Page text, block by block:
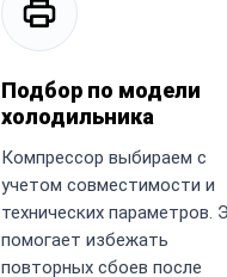
Подбор по модели
холодильника
Компрессор выбираем с
учетом совместимости и
технических параметров.
помогает избежать
повторных сбоев после